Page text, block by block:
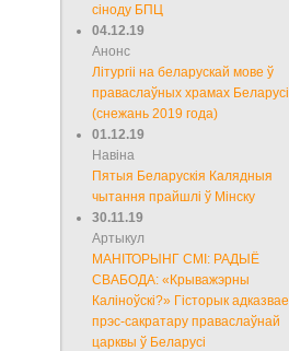
сіноду БПЦ
04.12.19
Анонс
Літургіі на беларускай мове ў
праваслаўных храмах Беларусі
(снежань 2019 года)
01.12.19
Навіна
Пятыя Беларускія Калядныя
чытання прайшлі ў Мінску
30.11.19
Артыкул
МАНІТОРЫНГ СМІ: РАДЫЁ
СВАБОДА: «Крыважэрны
Каліноўскі?» Гісторык адказвае
прэс-сакратару праваслаўнай
царквы ў Беларусі